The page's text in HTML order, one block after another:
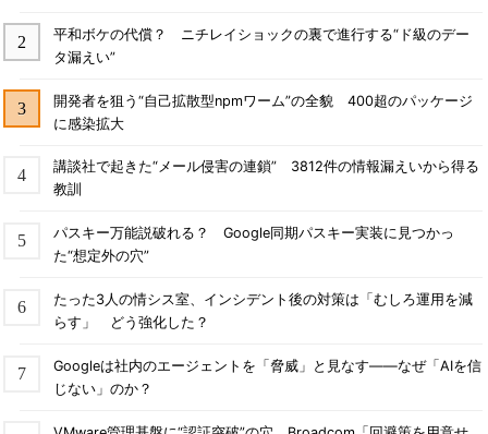
平和ボケの代償？ ニチレイショックの裏で進行する“ド級のデー
タ漏えい”
開発者を狙う“自己拡散型npmワーム”の全貌 400超のパッケージ
に感染拡大
講談社で起きた“メール侵害の連鎖” 3812件の情報漏えいから得る
教訓
パスキー万能説破れる？ Google同期パスキー実装に見つかっ
た“想定外の穴”
たった3人の情シス室、インシデント後の対策は「むしろ運用を減
らす」 どう強化した？
Googleは社内のエージェントを「脅威」と見なす――なぜ「AIを信
じない」のか？